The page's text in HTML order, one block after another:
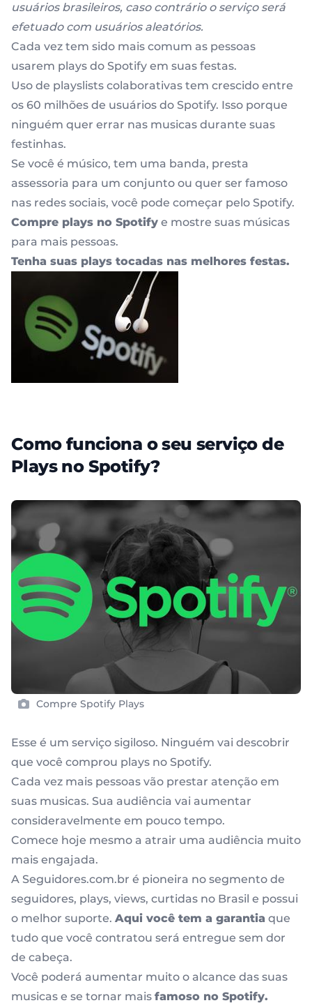
usuários brasileiros, caso contrário o serviço será
efetuado com usuários aleatórios.
Cada vez tem sido mais comum as pessoas
usarem plays do Spotify em suas festas.
Uso de playslists colaborativas tem crescido entre
os 60 milhões de usuários do Spotify. Isso porque
ninguém quer errar nas musicas durante suas
festinhas.
Se você é músico, tem uma banda, presta
assessoria para um conjunto ou quer ser famoso
nas redes sociais, você pode começar pelo Spotify.
Compre plays no Spotify e mostre suas músicas
para mais pessoas.
Tenha suas plays tocadas nas melhores festas.
Como funciona o seu serviço de
Plays no Spotify?
Compre Spotify Plays
Esse é um serviço sigiloso. Ninguém vai descobrir
que você comprou plays no Spotify.
Cada vez mais pessoas vão prestar atenção em
suas musicas. Sua audiência vai aumentar
consideravelmente em pouco tempo.
Comece hoje mesmo a atrair uma audiência muito
mais engajada.
A Seguidores.com.br é pioneira no segmento de
seguidores, plays, views, curtidas no Brasil e possui
o melhor suporte. Aqui você tem a garantia que
tudo que você contratou será entregue sem dor
de cabeça.
Você poderá aumentar muito o alcance das suas
musicas e se tornar mais famoso no Spotify.